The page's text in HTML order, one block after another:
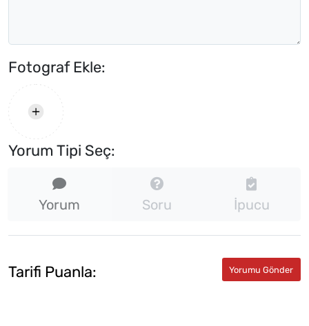
Fotograf Ekle:
Yorum Tipi Seç:
Yorum Soru İpucu
Tarifi Puanla: